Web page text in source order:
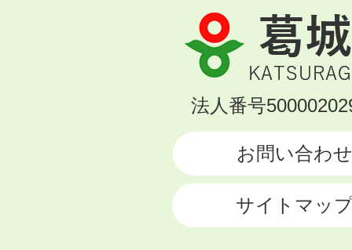
葛
城
市
KATSURAGI
CITY
法人番号
お問い合わせ
サイトマッ